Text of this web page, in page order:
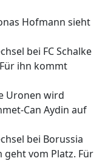
Hofmann sieht
bei FC Schalke
ihn kommt
Uronen wird
Can Aydin auf
bei Borussia
vom Platz. Für